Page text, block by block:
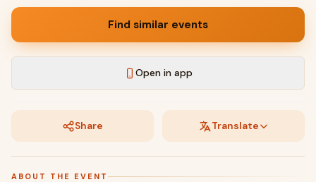
Find similar events
Open in app
Share Translate
ABOUT THE EVENT